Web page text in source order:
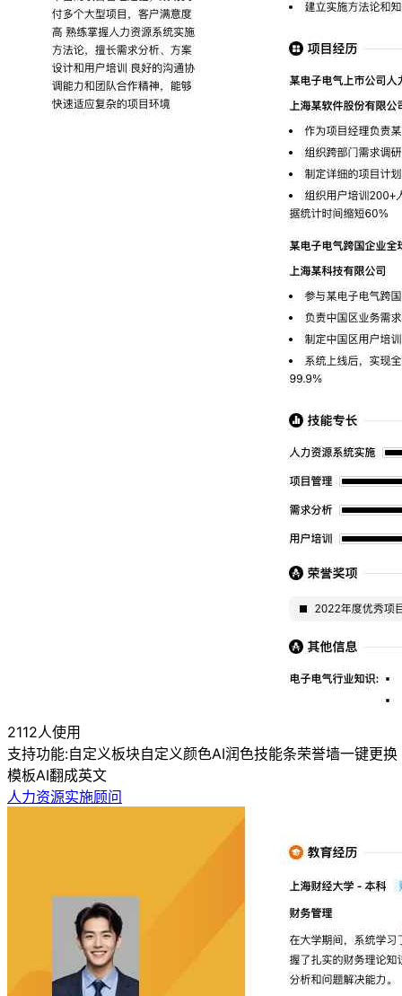
2112人使用
支持功能:自定义板块自定义颜色AI润色技能条荣誉墙一键更换
模板AI翻成英文
人力资源实施顾问